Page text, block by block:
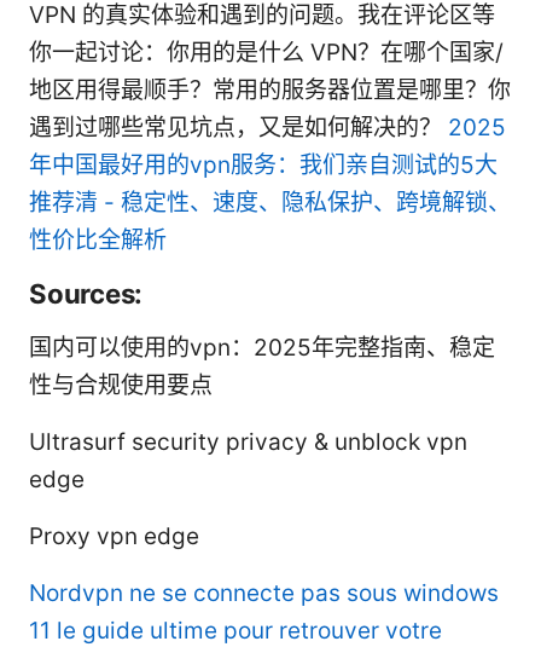
VPN 的真实体验和遇到的问题。我在评论区等
你一起讨论：你用的是什么 VPN？在哪个国家/
地区用得最顺手？常用的服务器位置是哪里？你
遇到过哪些常见坑点，又是如何解决的？ 2025
年中国最好用的vpn服务：我们亲自测试的5大
推荐清 - 稳定性、速度、隐私保护、跨境解锁、
性价比全解析
Sources:
国内可以使用的vpn：2025年完整指南、稳定
性与合规使用要点
Ultrasurf security privacy & unblock vpn
edge
Proxy vpn edge
Nordvpn ne se connecte pas sous windows
11 le guide ultime pour retrouver votre